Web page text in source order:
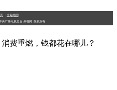
全站地图
央广播电视总台 央视网 版权所有
消费重燃，钱都花在哪儿？